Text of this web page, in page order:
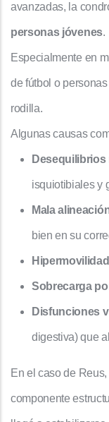
avanzadas, la
personas jóvenes.
Especialmente en
de fútbol o
rodilla.
Algunas causas
isquiotibiales y
Mala
bien en su
Sobrecarga
Disfunciones
digestiva) que
En el caso de
componente